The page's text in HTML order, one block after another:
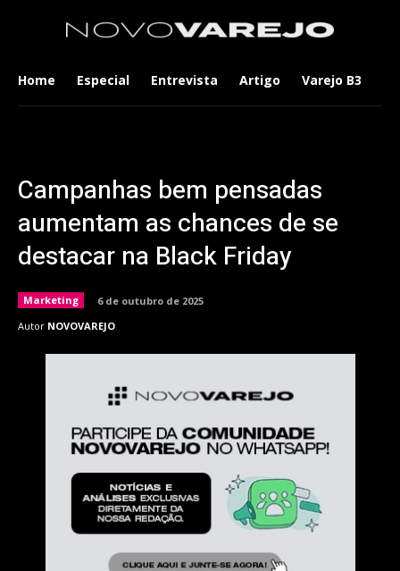
Home Especial Entrevista Artigo Varejo B3
Campanhas bem pensadas
aumentam as chances de se
destacar na Black Friday
Marketing
6 de outubro de 2025
Autor NOVOVAREJO